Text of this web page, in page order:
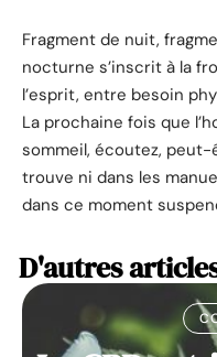
Fragment de nuit,
nocturne s’inscrit à la
l’esprit, entre besoin
La prochaine fois que
sommeil, écoutez,
trouve ni dans les
dans ce moment
D'autres